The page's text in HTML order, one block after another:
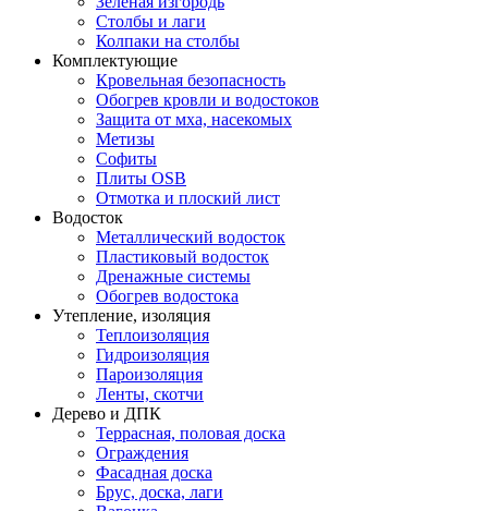
Столбы и лаги
Колпаки на столбы
Комплектующие
Кровельная безопасность
Обогрев кровли и водостоков
Защита от мха, насекомых
Метизы
Софиты
Плиты OSB
Отмотка и плоский лист
Водосток
Металлический водосток
Пластиковый водосток
Дренажные системы
Обогрев водостока
Утепление, изоляция
Теплоизоляция
Гидроизоляция
Пароизоляция
Ленты, скотчи
Дерево и ДПК
Террасная, половая доска
Ограждения
Фасадная доска
Брус, доска, лаги